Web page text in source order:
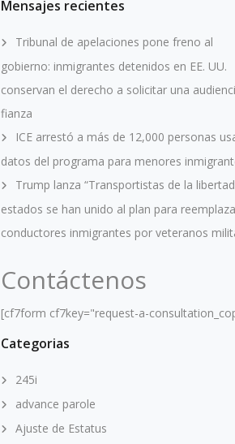
Mensajes recientes
Tribunal de apelaciones pone freno al
gobierno: inmigrantes detenidos en EE. UU.
conservan el derecho a solicitar una
fianza
ICE arrestó a más de 12,000 personas
datos del programa para menores
Trump lanza “Transportistas de la
estados se han unido al plan para
conductores inmigrantes por veteranos
Contáctenos
[cf7form cf7key="request-a-
Categorias
245i
advance parole
Ajuste de Estatus